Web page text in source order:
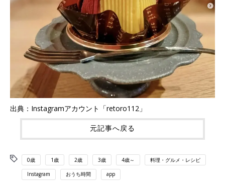
出典：Instagramアカウント「retoro112」
元記事へ戻る
0歳 1歳 2歳 3歳 4歳～ 料理・グルメ・レシピ
Instagram おうち時間 app